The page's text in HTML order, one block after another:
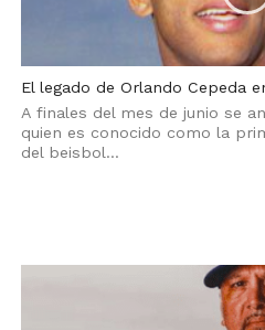
El legado de Orlando Cepeda
A finales del mes de junio se
quien es conocido como la
del beisbol...